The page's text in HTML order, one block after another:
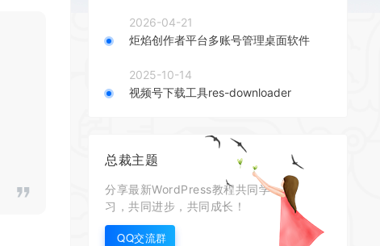
2026-04-21
炬焰创作者平台多账号管理桌面软件
2025-10-14
视频号下载工具res-downloader
总裁主题
分享最新WordPress教程共同学
习，共同进步，共同成长！
QQ交流群